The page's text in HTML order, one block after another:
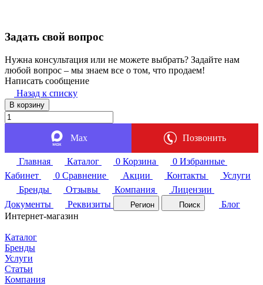
Задать свой вопрос
Нужна консультация или не можете выбрать? Задайте нам
любой вопрос – мы знаем все о том, что продаем!
Написать сообщение
Назад к списку
В корзину
Max Позвонить
Главная Каталог 0 Корзина 0 Избранные
Кабинет
0 Сравнение Акции Контакты
Услуги
Бренды
Отзывы Компания
Лицензии
Документы
Реквизиты Регион Поиск
Блог
Интернет-магазин
Каталог
Бренды
Услуги
Статьи
Компания